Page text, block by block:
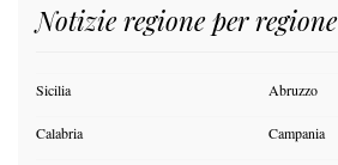
Notizie regione per regione
Sicilia Abruzzo
Calabria Campania